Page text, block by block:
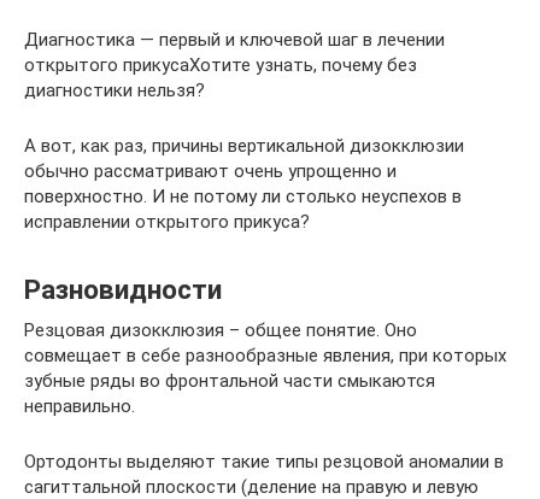
Диагностика — первый и ключевой шаг в лечении
открытого прикусаХотите узнать, почему без
диагностики нельзя?
А вот, как раз, причины вертикальной дизокклюзии
обычно рассматривают очень упрощенно и
поверхностно. И не потому ли столько неуспехов в
исправлении открытого прикуса?
Разновидности
Резцовая дизокклюзия – общее понятие. Оно
совмещает в себе разнообразные явления, при которых
зубные ряды во фронтальной части смыкаются
неправильно.
Ортодонты выделяют такие типы резцовой аномалии в
сагиттальной плоскости (деление на правую и левую